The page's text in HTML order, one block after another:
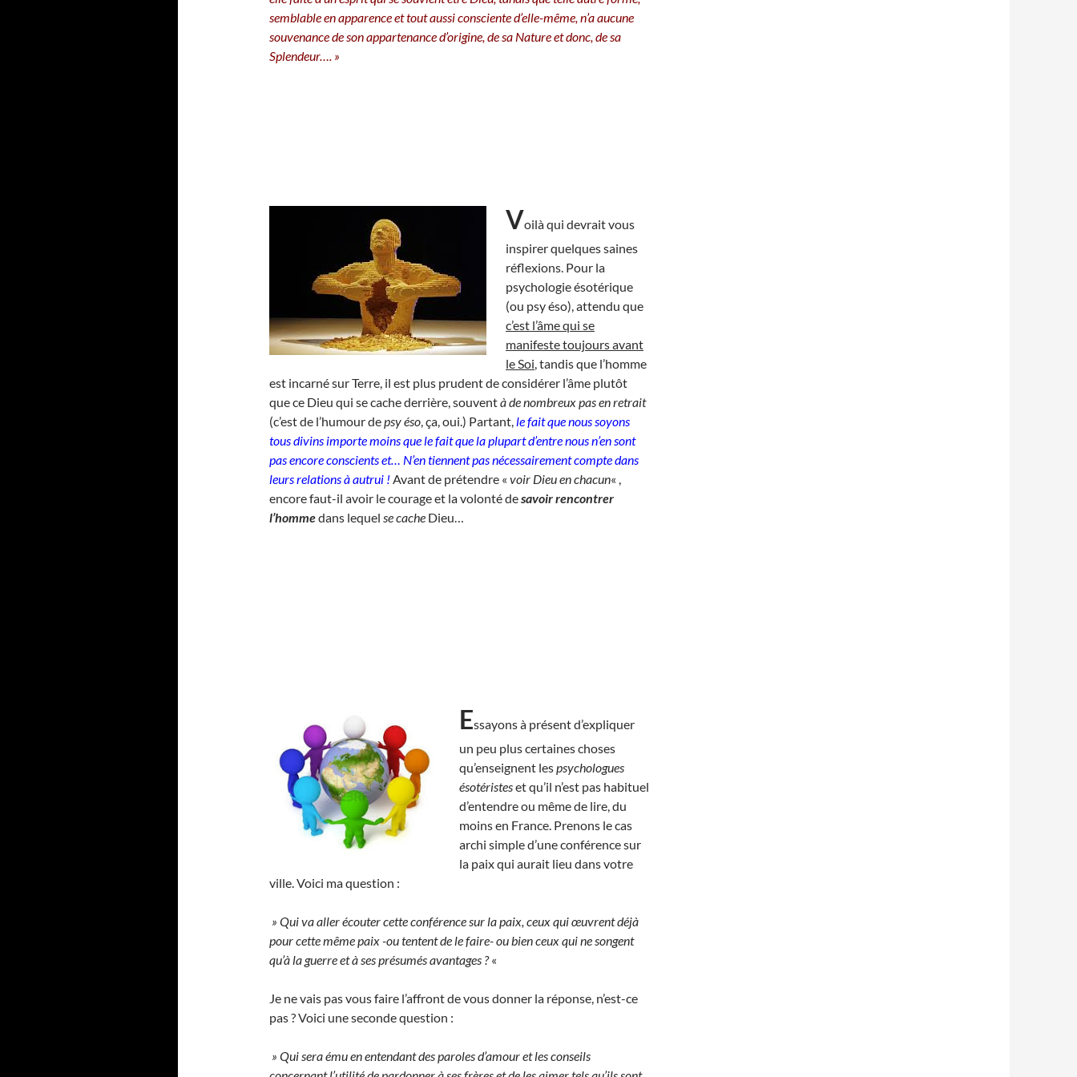
semblable en apparence et tout aussi consciente d’elle-même, n’a aucune
souvenance de son appartenance d’origine, de sa Nature et donc, de sa
Splendeur…. »
Voilà qui devrait vous
inspirer quelques saines
réflexions. Pour la
psychologie ésotérique
(ou psy éso), attendu que
c’est l’âme qui se
manifeste toujours avant
le Soi, tandis que l’homme
est incarné sur Terre, il est plus prudent de considérer l’âme plutôt
que ce Dieu qui se cache derrière, souventà de nombreux pas en retrait
(c’est de l’humour depsy éso, ça, oui.) Partant,le fait que nous soyons
tous divins importe moins que le fait que la plupart d’entre nous n’en sont
pas encore conscients et… N’en tiennent pas nécessairement compte dans
leurs relations à autrui ! Avant de prétendre « voir Dieu en chacun« ,
encore faut-il avoir le courage et la volonté desavoir rencontrer
l’hommedans lequel se cache Dieu…
Essayons à présent d’expliquer
un peu plus certaines choses
qu’enseignent lespsychologues
ésotéristeset qu’il n’est pas habituel
d’entendre ou même de lire, du
moins en France. Prenons le cas
archi simple d’une conférence sur
la paix qui aurait lieu dans votre
ville. Voici ma question :
» Qui va aller écouter cette conférence sur la paix, ceux qui œuvrent déjà
pour cette même paix -ou tentent de le faire- ou bien ceux qui ne songent
qu’à la guerre et à ses présumés avantages ?«
Je ne vais pas vous faire l’affront de vous donner la réponse, n’est-ce
pas ? Voici une seconde question :
» Qui sera ému en entendant des paroles d’amour et les conseils